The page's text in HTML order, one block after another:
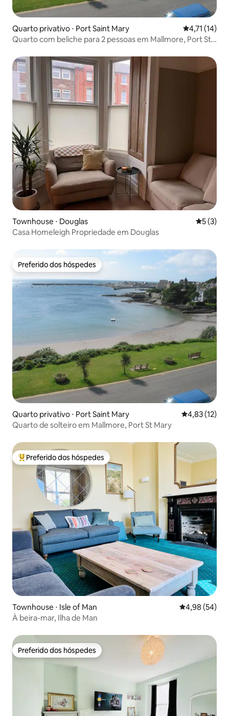
Quarto privativo ⋅ Port Saint Mary 4,71 de uma
4,71 (14)
Quarto com beliche para 2 pessoas em Mallmore, Port St
Townhouse ⋅ Douglas 5 de
5 (3)
Casa Homeleigh Propriedade em Douglas
Preferido dos hóspedes
Preferido dos hóspedes
Quarto privativo ⋅ Port Saint Mary 4,83 de uma
4,83 (12)
Quarto de solteiro em Mallmore, Port St Mary
Entre os melhores preferidos dos hóspedes
Preferido dos hóspedes
Townhouse ⋅ Isle of Man 4,98 de uma
4,98 (54)
À beira-mar, Ilha de Man
Preferido dos hóspedes
Preferido dos hóspedes